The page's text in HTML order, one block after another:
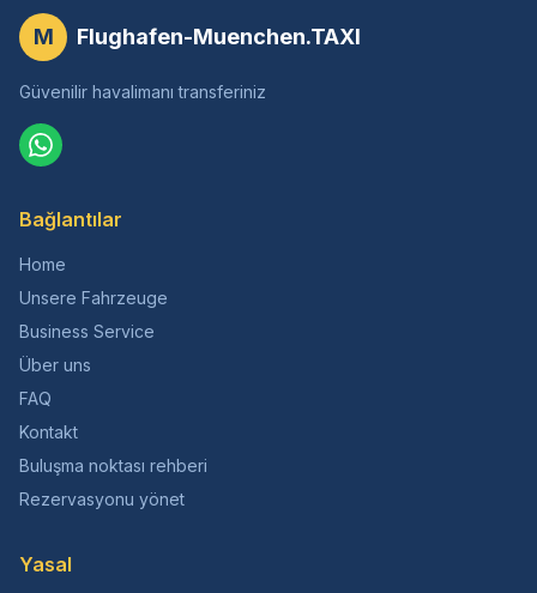
M Flughafen-Muenchen.TAXI
Güvenilir havalimanı transferiniz
Bağlantılar
Home
Unsere Fahrzeuge
Business Service
Über uns
FAQ
Kontakt
Buluşma noktası rehberi
Rezervasyonu yönet
Yasal